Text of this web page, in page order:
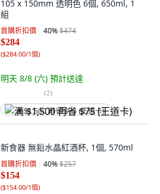
105 x 150mm 透明色 6個, 650ml, 1
組
首購折扣價 40%$474
$284
($284.00/1個)
明天 8/8 (六) 預計送達
(2)
满 $1,500 再省 $75 (王道卡)
新食器 無鉛水晶紅酒杯, 1個, 570ml
首購折扣價 40%$257
$154
($154.00/1個)